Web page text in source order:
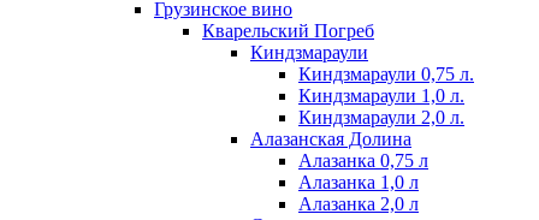
Грузинское вино
Кварельский Погреб
Киндзмараули
Киндзмараули 0,75 л.
Киндзмараули 1,0 л.
Киндзмараули 2,0 л.
Алазанская Долина
Алазанка 0,75 л
Алазанка 1,0 л
Алазанка 2,0 л